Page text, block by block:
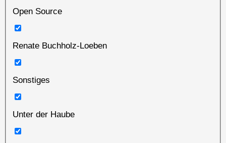
Open Source
Renate Buchholz-Loeben
Sonstiges
Unter der Haube